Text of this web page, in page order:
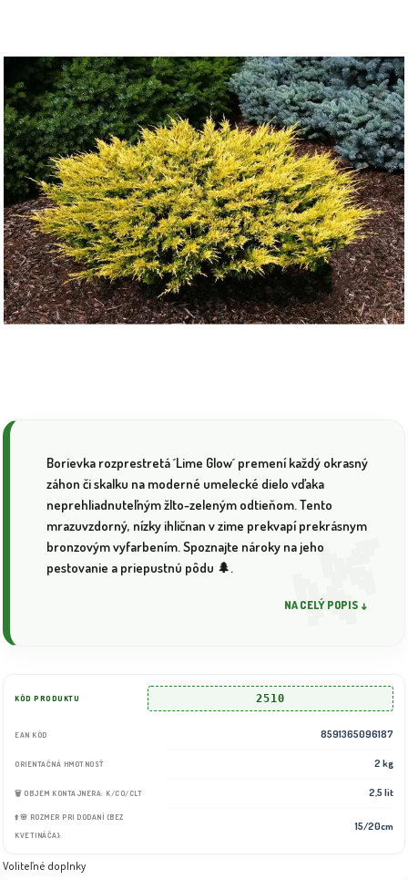
Borievka rozprestretá ´Lime Glow´ premení každý okrasný
záhon či skalku na moderné umelecké dielo vďaka
neprehliadnuteľným žlto-zeleným odtieňom. Tento
mrazuvzdorný, nízky ihličnan v zime prekvapí prekrásnym
bronzovým vyfarbením. Spoznajte nároky na jeho
pestovanie a priepustnú pôdu 🌲.
NA CELÝ POPIS ↓
KÓD PRODUKTU 2510
EAN KÓD 8591365096187
ORIENTAČNÁ HMOTNOSŤ 2 kg
🗑️ OBJEM KONTAJNERA: K/CO/CLT 2,5 lit
⬆️🌸 ROZMER PRI DODANÍ (BEZ
KVETINÁČA):
15/20cm
Voliteľné doplnky